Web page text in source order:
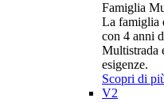
Famiglia
La famiglia
con 4 anni
Multistrada
esigenze.
Scopri di
V2